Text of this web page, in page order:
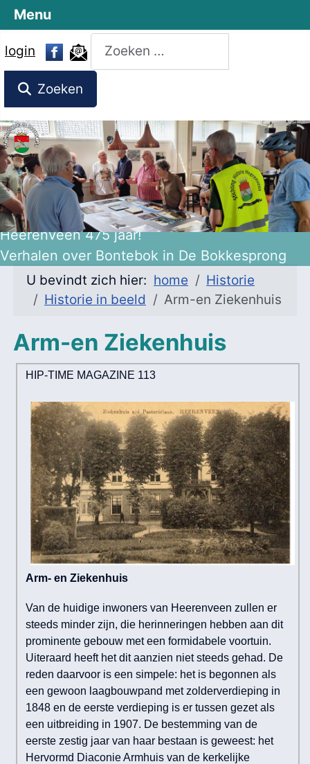
login
Zoeken
Zoeken
Heerenveen 475 jaar!
Verhalen over Bontebok in De Bokkesprong
U bevindt zich hier: home
Historie
Historie in beeld
Arm-en Ziekenhuis
Arm-en Ziekenhuis
HIP-TIME MAGAZINE 113
Arm- en Ziekenhuis
Van de huidige inwoners van Heerenveen zullen er
steeds minder zijn, die herinneringen hebben aan dit
prominente gebouw met een formidabele voortuin.
Uiteraard heeft het dit aanzien niet steeds gehad. De
reden daarvoor is een simpele: het is begonnen als
een gewoon laagbouwpand met zolderverdieping in
1848 en de eerste verdieping is er tussen gezet als
een uitbreiding in 1907. De bestemming van de
eerste zestig jaar van haar bestaan is geweest: het
Hervormd Diaconie Armhuis van de kerkelijke
Menu